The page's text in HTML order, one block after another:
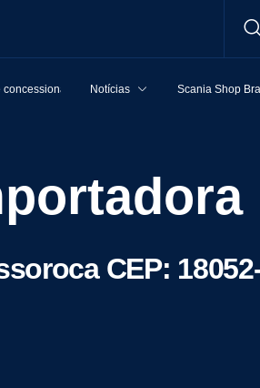
concessionárias Notícias Scania Shop
CEP: